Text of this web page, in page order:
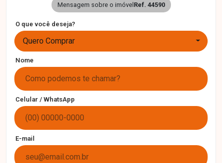
Mensagem sobre o imóvelRef. 44590
O que você deseja?
Quero Comprar
Nome
Celular / WhatsApp
E-mail